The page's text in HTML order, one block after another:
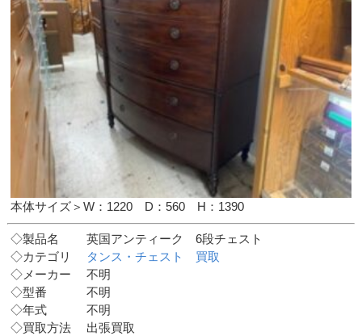
本体サイズ＞W：1220 D：560 H：1390
◇製品名 英国アンティーク 6段チェスト
◇カテゴリ
タンス・チェスト 買取
◇メーカー 不明
◇型番 不明
◇年式 不明
◇買取方法 出張買取